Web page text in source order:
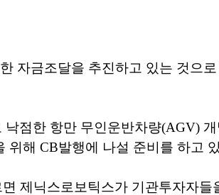
자금조달을 추진하고 있는 것으
점한 항만 무인운반차량(AGV)
위해 CB발행에 나설 준비를 하고
제닉스로보틱스가 기관투자자들